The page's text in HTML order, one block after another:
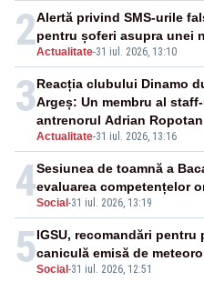
2Actualitate-31 iul. 2026, 13:10
Alertă privind SMS-urile
pentru șoferi asupra unei
3
Actualitate-31 iul. 2026, 13:16
Reacția clubului Dinamo
Argeș: Un membru al
antrenorul Adrian
4Social-31 iul. 2026, 13:19
Sesiunea de toamnă a
evaluarea competențelor
5Social-31 iul. 2026, 12:51
IGSU, recomandări
caniculă emisă de